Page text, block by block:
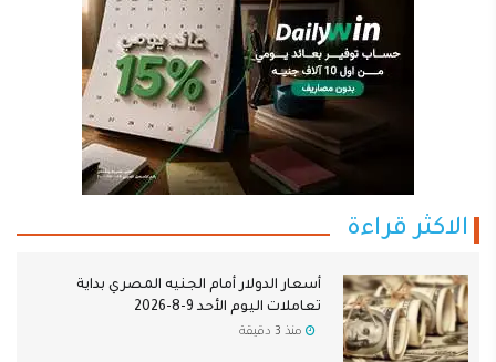
الاكثر قراءة
أسعار الدولار أمام الجنيه المصري بداية
تعاملات اليوم الأحد 9-8-2026
منذ 3 دقيقة